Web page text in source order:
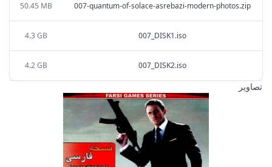
007-quantum-of-solace-asrebazi-modern-photos.zip
50.45 MB
007_DISK1.iso
4.3 GB
007_DISK2.iso
4.2 GB
تصاویر